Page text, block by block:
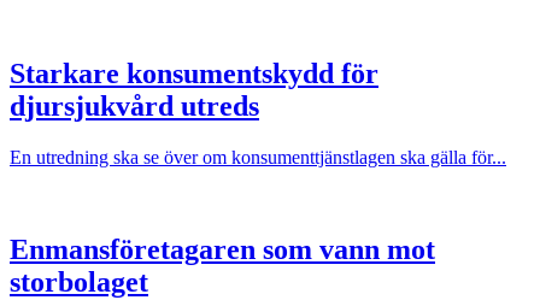
Starkare konsumentskydd för
djursjukvård utreds
En utredning ska se över om konsumenttjänstlagen ska gälla för...
Enmansföretagaren som vann mot
storbolaget